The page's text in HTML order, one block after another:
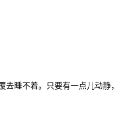
睡不着。只要有一点儿动静，